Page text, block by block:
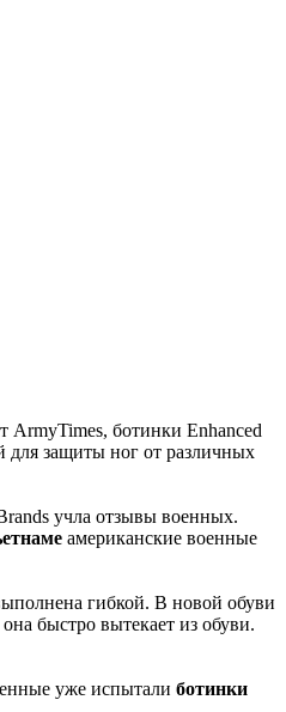
ботинки Enhanced
для защиты ног от различных
учла отзывы военных.
американские военные
гибкой. В новой обуви
быстро вытекает из обуви.
уже испытали ботинки